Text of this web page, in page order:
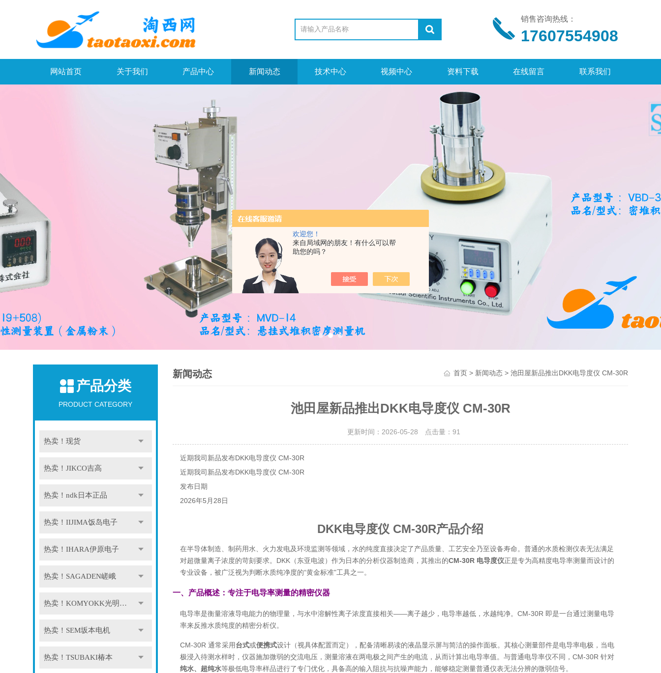
欢迎您！
来自局域网的朋友！有什么可以帮
助您的吗？
销售咨询热线：
17607554908
网站首页 关于我们 产品中心 新闻动态 技术中心 视频中心 资料下载 在线留言 联系我们
产品分类
PRODUCT CATEGORY
热卖！现货
热卖！JIKCO吉高
热卖！ndk日本正品
热卖！IIJIMA饭岛电子
热卖！IHARA伊原电子
热卖！SAGADEN嵯峨
热卖！KOMYOKK光明理化
热卖！SEM坂本电机
热卖！TSUBAKI椿本
新闻动态 首页> 新闻动态> 池田屋新品推出DKK电导度仪 CM-30R
池田屋新品推出DKK电导度仪 CM-30R
更新时间：2026-05-28 点击量：91
近期我司新品发布DKK电导度仪 CM-30R
近期我司新品发布DKK电导度仪 CM-30R
发布日期
2026年5月28日
DKK电导度仪 CM-30R产品介绍
在半导体制造、制药用水、火力发电及环境监测等领域，水的纯度直接决定了产品质量、工艺安全乃至设备寿命。普通的水质检测仪表无法满足
对超微量离子浓度的苛刻要求。DKK（东亚电波）作为日本的分析仪器制造商，其推出的CM-30R 电导度仪正是专为高精度电导率测量而设计的
专业设备，被广泛视为判断水质纯净度的“黄金标准"工具之一。
一、产品概述：专注于电导率测量的精密仪器
电导率是衡量溶液导电能力的物理量，与水中溶解性离子浓度直接相关——离子越少，电导率越低，水越纯净。CM-30R 即是一台通过测量电导
率来反推水质纯度的精密分析仪。
CM-30R 通常采用台式或便携式设计（视具体配置而定），配备清晰易读的液晶显示屏与简洁的操作面板。其核心测量部件是电导率电极，当电
极浸入待测水样时，仪器施加微弱的交流电压，测量溶液在两电极之间产生的电流，从而计算出电导率值。与普通电导率仪不同，CM-30R 针对
纯水、超纯水等极低电导率样品进行了专门优化，具备高的输入阻抗与抗噪声能力，能够稳定测量普通仪表无法分辨的微弱信号。